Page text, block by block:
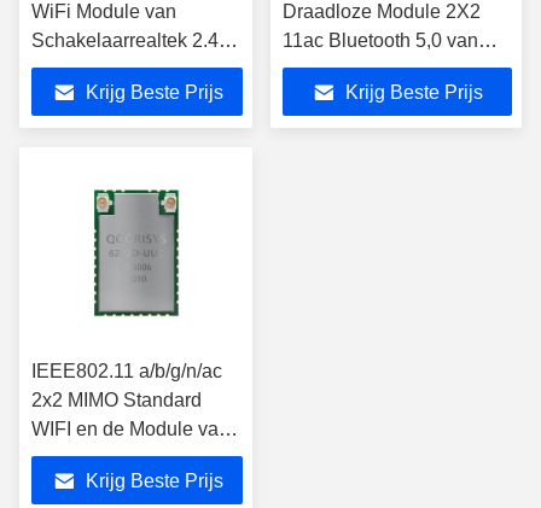
WiFi Module van
Schakelaarrealtek 2.4G
5G RTL8822CU
Krijg Beste Prijs
Draadloze Module 2X2
11ac Bluetooth 5,0 van
Soc voor de Slimme Doos
van TV/OTT-Krijg Beste Prijs
IEEE802.11 a/b/g/n/ac
2x2 MIMO Standard
WIFI en de Module van
BT Combo voor
Controlemechanisme
Krijg Beste Prijs